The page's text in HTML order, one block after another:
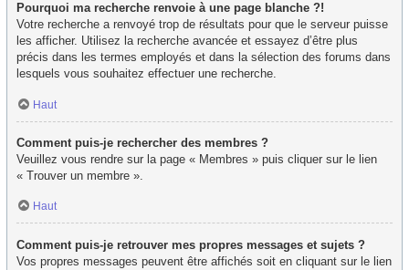
Pourquoi ma recherche renvoie à une page blanche ?!
Votre recherche a renvoyé trop de résultats pour que le serveur puisse
les afficher. Utilisez la recherche avancée et essayez d’être plus
précis dans les termes employés et dans la sélection des forums dans
lesquels vous souhaitez effectuer une recherche.
Haut
Comment puis-je rechercher des membres ?
Veuillez vous rendre sur la page « Membres » puis cliquer sur le lien
« Trouver un membre ».
Haut
Comment puis-je retrouver mes propres messages et sujets ?
Vos propres messages peuvent être affichés soit en cliquant sur le lien